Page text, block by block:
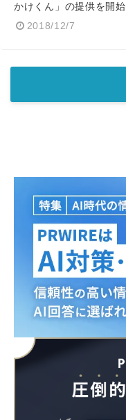
かけくん」の提供を開始
2018/12/7